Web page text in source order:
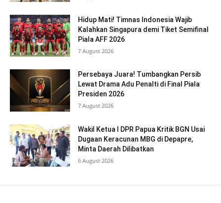
Hidup Mati! Timnas Indonesia Wajib
Kalahkan Singapura demi Tiket Semifinal
Piala AFF 2026
7 August 2026
Persebaya Juara! Tumbangkan Persib
Lewat Drama Adu Penalti di Final Piala
Presiden 2026
7 August 2026
Wakil Ketua I DPR Papua Kritik BGN Usai
Dugaan Keracunan MBG di Depapre,
Minta Daerah Dilibatkan
6 August 2026